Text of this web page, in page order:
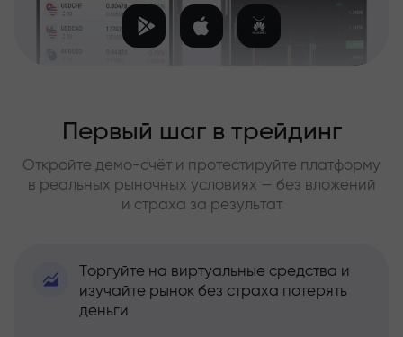
Первый шаг в трейдинг
Откройте демо-счёт и протестируйте платформу
в реальных рыночных условиях — без вложений
и страха за результат
Торгуйте на виртуальные средства и
изучайте рынок без страха потерять
деньги